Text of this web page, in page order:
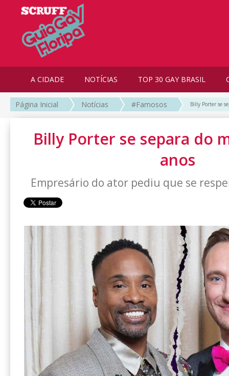
A CIDADE NOTÍCIAS TOP 30 GAY BRASIL
Página Inicial Notícias #Famosos Billy Porter se
Billy Porter se separa do
anos
Empresário do ator pediu que se